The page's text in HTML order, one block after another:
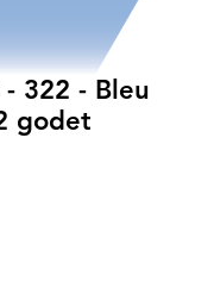
322 - Bleu
godet